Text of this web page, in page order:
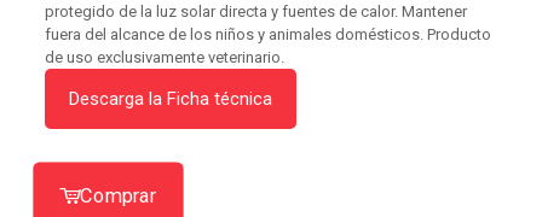
protegido de la luz solar directa y fuentes de calor. Mantener
fuera del alcance de los niños y animales domésticos. Producto
de uso exclusivamente veterinario.
Descarga la Ficha técnica
Comprar